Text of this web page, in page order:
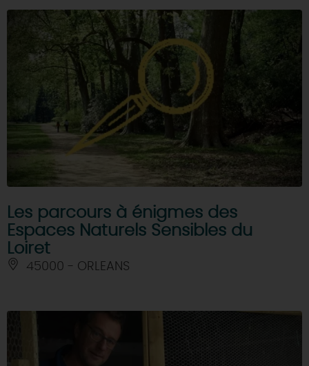
Les parcours à énigmes des
Espaces Naturels Sensibles du
Loiret
45000 - ORLEANS